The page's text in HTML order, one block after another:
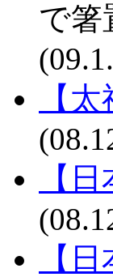
で箸
【
【
【